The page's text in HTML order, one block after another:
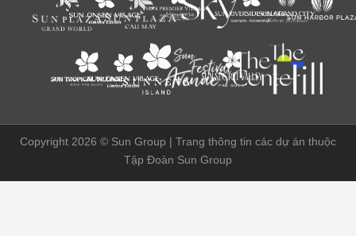
Copyright 2026 © Sun Group | Trang thông tin các dự án thuộc
Tập Đoàn Sun Group